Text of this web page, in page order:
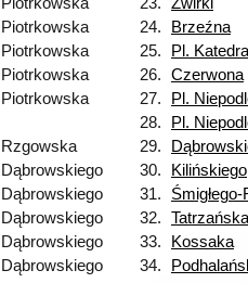
Piotrkowska
24. Brzeźna
Piotrkowska
25. Pl.
Piotrkowska
26. Czerwona
Piotrkowska
27. Pl.
28.
Pl.
Rzgowska
29.
Dąbrowskiego
30. Kilińskiego
Dąbrowskiego
31.
Dąbrowskiego
32. Tatrzańska
Dąbrowskiego
33. Kossaka
Dąbrowskiego
34.